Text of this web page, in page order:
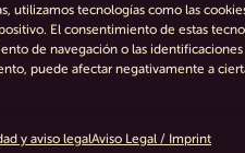
utilizamos tecnologías como las
El consentimiento de estas
de navegación o las identificaciones
puede afectar negativamente a
y aviso legalAviso Legal / Imprint